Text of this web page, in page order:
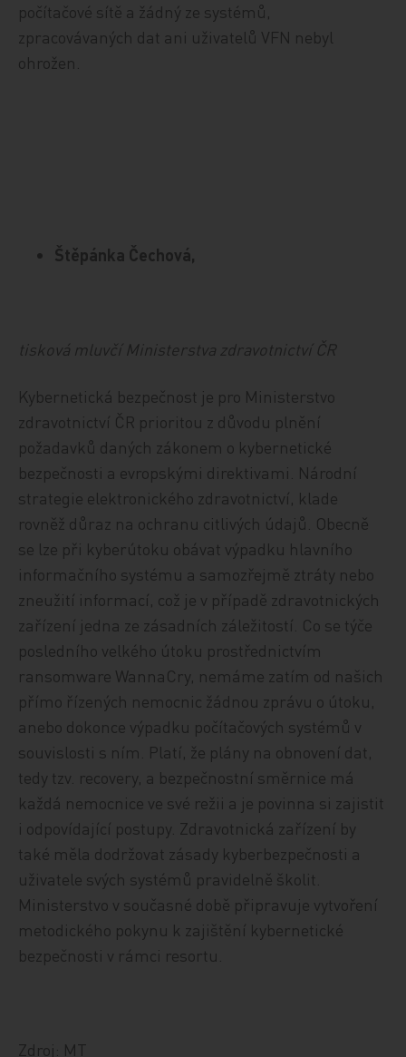
počítačové sítě a žádný ze systémů,
zpracovávaných dat ani uživatelů VFN nebyl
ohrožen.
Štěpánka Čechová,
tisková mluvčí Ministerstva zdravotnictví ČR
Kybernetická bezpečnost je pro Ministerstvo
zdravotnictví ČR prioritou z důvodu plnění
požadavků daných zákonem o kybernetické
bezpečnosti a evropskými direktivami. Národní
strategie elektronického zdravotnictví, klade
rovněž důraz na ochranu citlivých údajů. Obecně
se lze při kyberútoku obávat výpadku hlavního
informačního systému a samozřejmě ztráty nebo
zneužití informací, což je v případě zdravotnických
zařízení jedna ze zásadních záležitostí. Co se týče
posledního velkého útoku prostřednictvím
ransomware WannaCry, nemáme zatím od našich
přímo řízených nemocnic žádnou zprávu o útoku,
anebo dokonce výpadku počítačových systémů v
souvislosti s ním. Platí, že plány na obnovení dat,
tedy tzv. recovery, a bezpečnostní směrnice má
každá nemocnice ve své režii a je povinna si zajistit
i odpovídající postupy. Zdravotnická zařízení by
také měla dodržovat zásady kyberbezpečnosti a
uživatele svých systémů pravidelně školit.
Ministerstvo v současné době připravuje vytvoření
metodického pokynu k zajištění kybernetické
bezpečnosti v rámci resortu.
Zdroj: MT